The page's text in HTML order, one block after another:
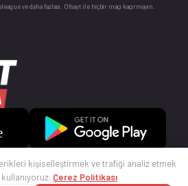
ve daha fazlası. Ofsayt ile hiçbir maçı kaçırmayın.
kişiselleştirmek ve trafiği analiz etmek
Çerez Politikası